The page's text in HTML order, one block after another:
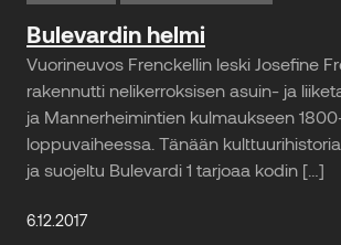
Bulevardin helmi
Vuorineuvos Frenckellin leski Josefine
rakennutti nelikerroksisen asuin- ja
ja Mannerheimintien kulmaukseen
loppuvaiheessa. Tänään
ja suojeltu Bulevardi 1 tarjoaa kodin […]
6.12.2017